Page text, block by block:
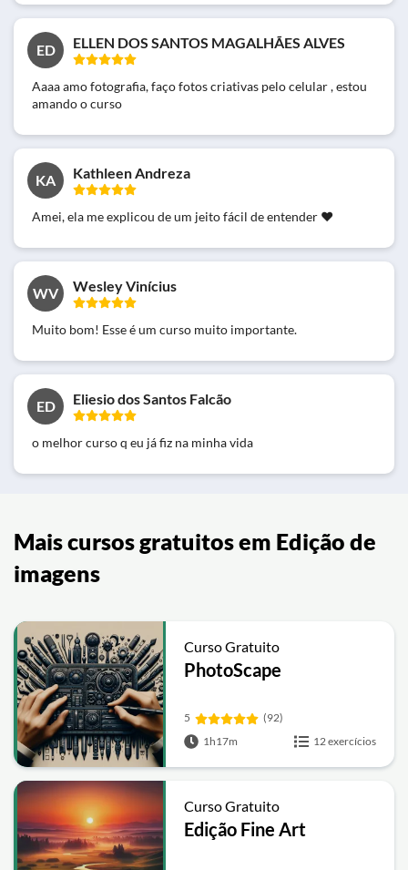
ED ELLEN DOS SANTOS MAGALHÃES ALVES
Aaaa amo fotografia, faço fotos criativas pelo celular , estou
amando o curso
KA Kathleen Andreza
Amei, ela me explicou de um jeito fácil de entender ❤️
WV Wesley Vinícius
Muito bom! Esse é um curso muito importante.
ED Eliesio dos Santos Falcão
o melhor curso q eu já fiz na minha vida
Mais cursos gratuitos em Edição de
imagens
Curso Gratuito
PhotoScape
5
(92)
1h17m
12 exercícios
Curso Gratuito
Edição Fine Art